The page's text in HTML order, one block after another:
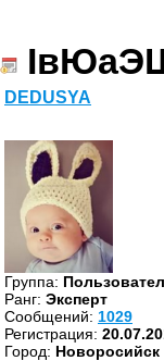
DEDUSYA
Группа:
Ранг: Эксперт
Cообщений: 1029
Регистрация:
Город: Новоросийск